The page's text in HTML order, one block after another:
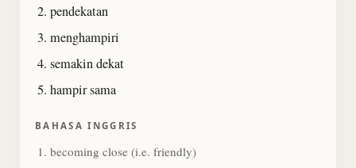
pendekatan
menghampiri
semakin dekat
hampir sama
BAHASA INGGRIS
becoming close (i.e. friendly)